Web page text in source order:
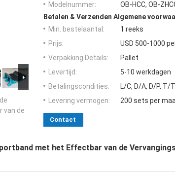
van de
Modelnummer:
OB-HCC, OB-
Betalen & Verzenden Algemene
Min. bestelaantal:
1 reeks
Prijs:
USD 500-1000
Verpakking Details:
Pallet
Levertijd:
5-10 werkdagen
Betalingscondities:
L/C, D/A, D/P, T/
Levering vermogen:
200 sets per
Contact
met het Effectbar van de